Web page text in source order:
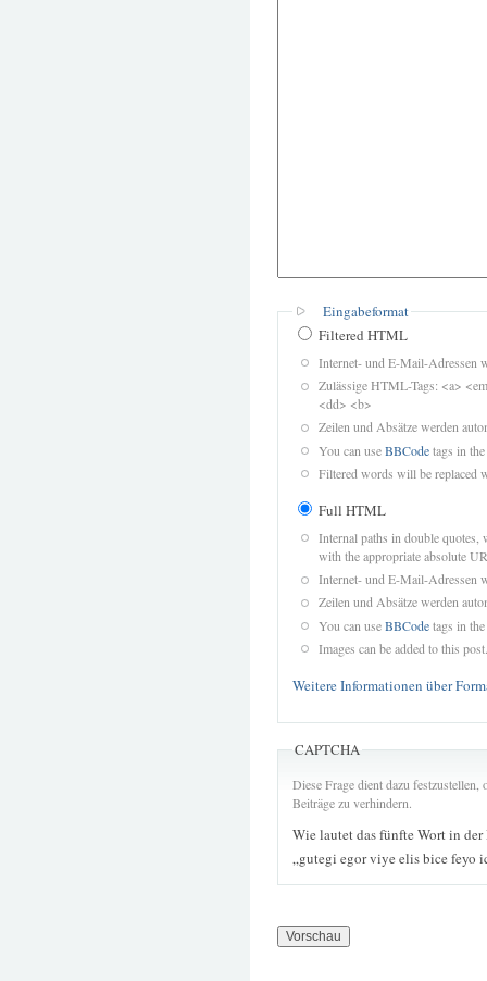
Eingabeformat
Filtered HTML
Internet- und E-Mail-Adressen
Zulässige HTML-Tags: <a>
<dd> <b>
Zeilen und Absätze werden
You can useBBCodetags in
Filtered words will be replaced
Full HTML
Internal paths in double quotes,
with the appropriate absolute
Internet- und E-Mail-Adressen
Zeilen und Absätze werden
You can useBBCodetags in
Images can be added to this post.
Weitere Informationen über
CAPTCHA
Diese Frage dient dazu
Beiträge zu verhindern.
Wie lautet das fünfte Wort in der
„gutegi egor viye elis bice feyo